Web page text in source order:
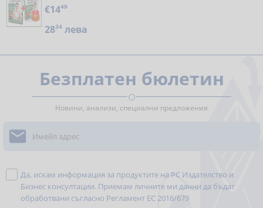
€1449
2834 лева
Безплатен бюлетин
Новини, анализи, специални предложения

Да, искам информация за продуктите на РС Издателство и
Бизнес консултации. Приемам личните ми данни да бъдат
обработвани съгласно Регламент ЕС 2016/679